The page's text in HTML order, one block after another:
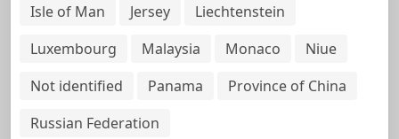
Isle of Man
Jersey
Liechtenstein
Luxembourg
Malaysia Monaco
Niue
Not identified
Panama
Province of China
Russian Federation